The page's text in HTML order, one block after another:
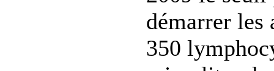
démarrer
350